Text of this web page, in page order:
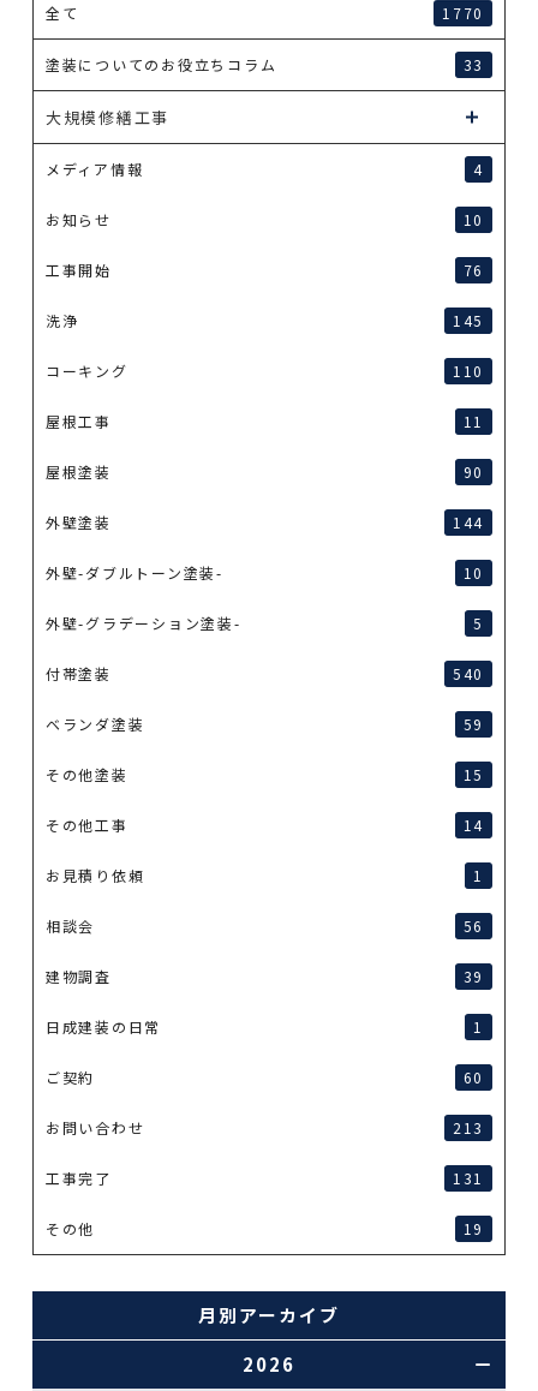
全て 1770
塗装についてのお役立ちコラム 33
大規模修繕工事
メディア情報 4
お知らせ 10
工事開始 76
洗浄 145
コーキング 110
屋根工事 11
屋根塗装 90
外壁塗装 144
外壁-ダブルトーン塗装- 10
外壁-グラデーション塗装- 5
付帯塗装 540
ベランダ塗装 59
その他塗装 15
その他工事 14
お見積り依頼 1
相談会 56
建物調査 39
日成建装の日常 1
ご契約 60
お問い合わせ 213
工事完了 131
その他 19
月別アーカイブ
2026